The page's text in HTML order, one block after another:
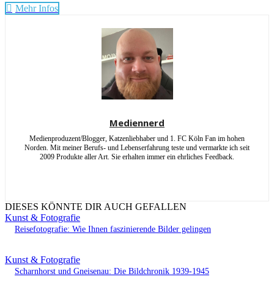
Mehr Infos
Mediennerd
Medienproduzent/Blogger, Katzenliebhaber und 1. FC Köln Fan im hohen
Norden. Mit meiner Berufs- und Lebenserfahrung teste und vermarkte ich seit
2009 Produkte aller Art. Sie erhalten immer ein ehrliches Feedback.
DIESES KÖNNTE DIR AUCH GEFALLEN
Kunst & Fotografie
Reisefotografie: Wie Ihnen faszinierende Bilder gelingen
Kunst & Fotografie
Scharnhorst und Gneisenau: Die Bildchronik 1939-1945